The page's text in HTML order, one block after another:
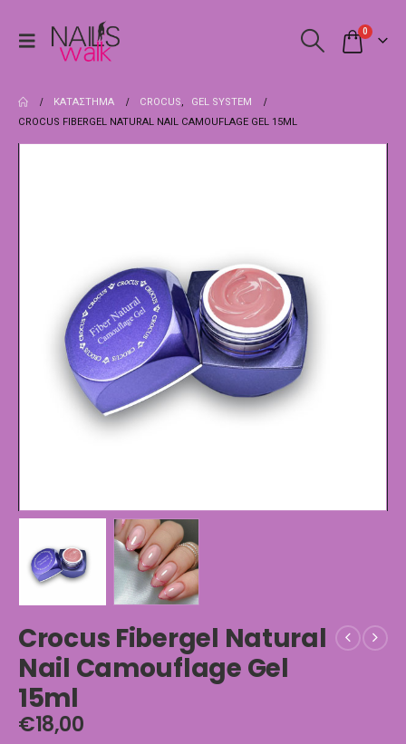
0
ΚΑΤΆΣΤΗΜΑ CROCUS,
GEL SYSTEM
CROCUS FIBERGEL NATURAL NAIL CAMOUFLAGE GEL 15ML
Crocus Fibergel Natural
Nail Camouflage Gel
15ml
€18,00